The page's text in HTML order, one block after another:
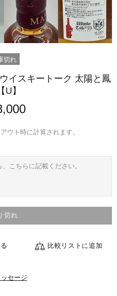
切れ
イスキートーク 太陽と鳳
U】
ウト時に計算されます。
切れ
比較リストに追加
ッセージ